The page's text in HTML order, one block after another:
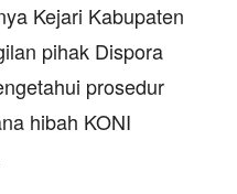
Kejari Kabupaten
pihak Dispora
prosedur
hibah KONI